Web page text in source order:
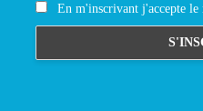
En m'inscrivant j'accepte le